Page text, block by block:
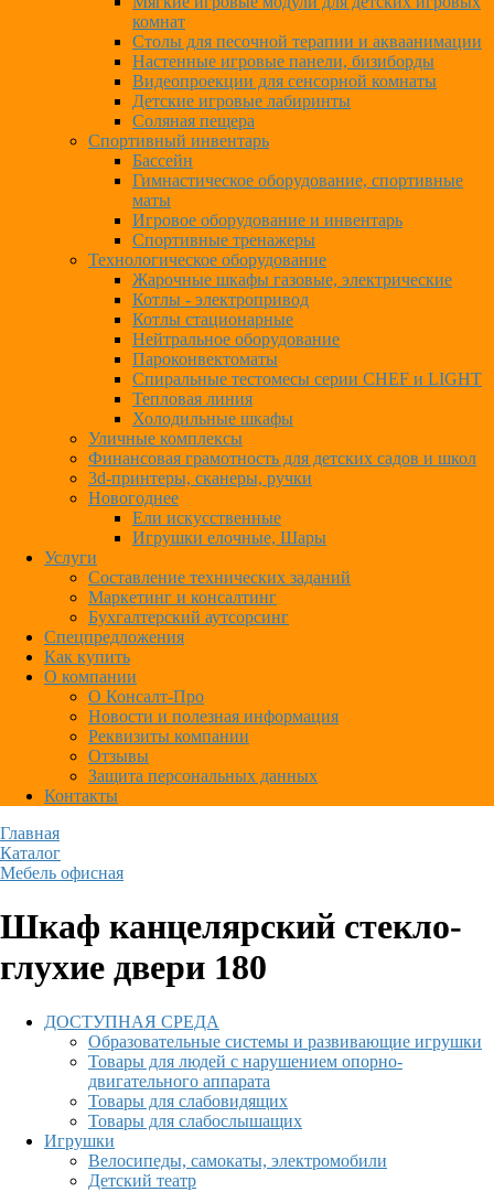
комнат
Столы для песочной терапии и акваанимации
Настенные игровые панели, бизиборды
Видеопроекции для сенсорной комнаты
Детские игровые лабиринты
Соляная пещера
Спортивный инвентарь
Бассейн
Гимнастическое оборудование, спортивные
маты
Игровое оборудование и инвентарь
Спортивные тренажеры
Технологическое оборудование
Жарочные шкафы газовые, электрические
Котлы - электропривод
Котлы стационарные
Нейтральное оборудование
Пароконвектоматы
Спиральные тестомесы серии CHEF и LIGHT
Тепловая линия
Холодильные шкафы
Уличные комплексы
Финансовая грамотность для детских садов и школ
3d-принтеры, сканеры, ручки
Новогоднее
Ели искусственные
Игрушки елочные, Шары
Услуги
Составление технических заданий
Маркетинг и консалтинг
Бухгалтерский аутсорсинг
Спецпредложения
Как купить
О компании
О Консалт-Про
Новости и полезная информация
Реквизиты компании
Отзывы
Защита персональных данных
Контакты
Главная
Каталог
Мебель офисная
Шкаф канцелярский стекло-
глухие двери 180
ДОСТУПНАЯ СРЕДА
Образовательные системы и развивающие игрушки
Товары для людей с нарушением опорно-
двигательного аппарата
Товары для слабовидящих
Товары для слабослышащих
Игрушки
Велосипеды, самокаты, электромобили
Детский театр